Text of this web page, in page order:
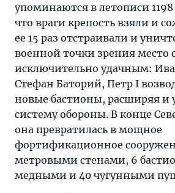
упоминаются в летописи
что враги крепость взяли и
ее 15 раз отстраивали и
военной точки зрения место
исключительно удачным:
Стефан Баторий, Петр I
новые бастионы, расширяя и
систему обороны. В конце
она превратилась в мощное
фортификационное
метровыми стенами, 6
медными и 40 чугунными